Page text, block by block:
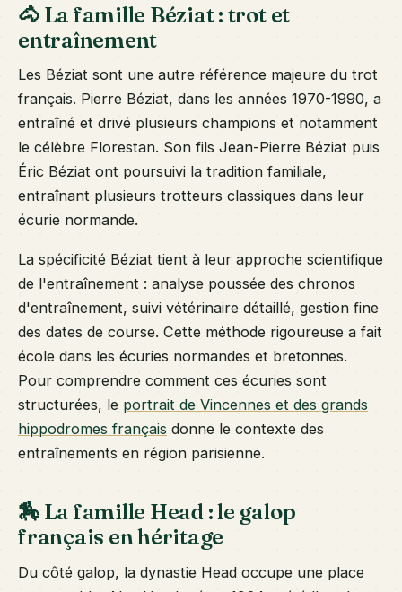
🐴 La famille Béziat : trot et
entraînement
Les Béziat sont une autre référence majeure du trot
français. Pierre Béziat, dans les années 1970-1990, a
entraîné et drivé plusieurs champions et notamment
le célèbre Florestan. Son fils Jean-Pierre Béziat puis
Éric Béziat ont poursuivi la tradition familiale,
entraînant plusieurs trotteurs classiques dans leur
écurie normande.
La spécificité Béziat tient à leur approche scientifique
de l'entraînement : analyse poussée des chronos
d'entraînement, suivi vétérinaire détaillé, gestion fine
des dates de course. Cette méthode rigoureuse a fait
école dans les écuries normandes et bretonnes.
Pour comprendre comment ces écuries sont
structurées, le portrait de Vincennes et des grands
hippodromes français donne le contexte des
entraînements en région parisienne.
🏇 La famille Head : le galop
français en héritage
Du côté galop, la dynastie Head occupe une place